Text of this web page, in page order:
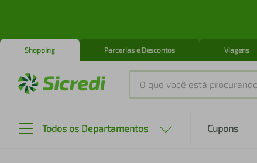
Shopping Parcerias e Descontos Viagens
O que você está procurando?
Todos os Departamentos Cupons